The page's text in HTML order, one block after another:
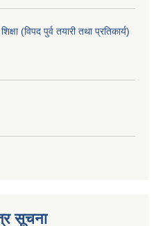
(विपद पुर्व तयारी तथा प्रतिकार्य)
सूचना